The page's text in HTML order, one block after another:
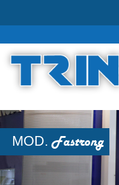
MOD.Fastrong